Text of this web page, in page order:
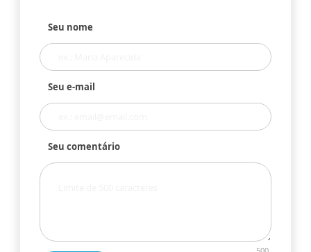
Seu nome
Seu e-mail
Seu comentário